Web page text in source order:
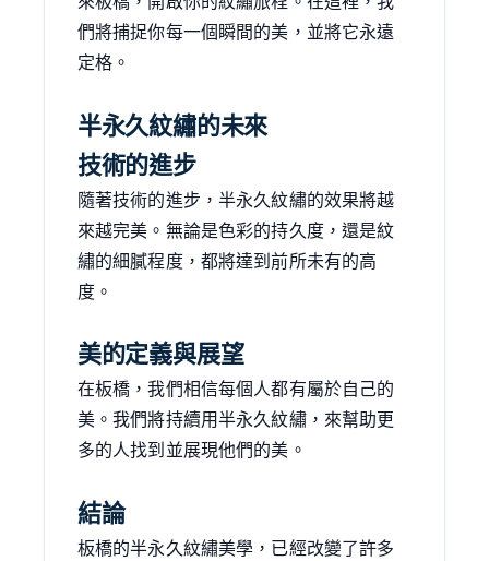
們將捕捉你每一個瞬間的美，並將它永遠
定格。
半永久紋繡的未來
技術的進步
隨著技術的進步，半永久紋繡的效果將越
來越完美。無論是色彩的持久度，還是紋
繡的細膩程度，都將達到前所未有的高
度。
美的定義與展望
在板橋，我們相信每個人都有屬於自己的
美。我們將持續用半永久紋繡，來幫助更
多的人找到並展現他們的美。
結論
板橋的半永久紋繡美學，已經改變了許多